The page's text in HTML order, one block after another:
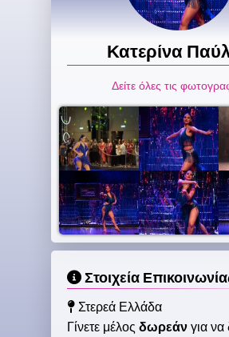
Κατερίνα
Δείτε όλες τις
Στοιχεία
Στερεά Ελλάδα
Γίνετε μέλος δωρεάνγια να